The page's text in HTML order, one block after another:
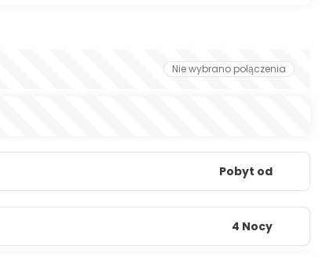
Nie wybrano połączenia
Pobyt od
4 Nocy